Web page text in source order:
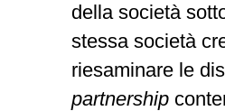
della società
stessa società
riesaminare le
partnership